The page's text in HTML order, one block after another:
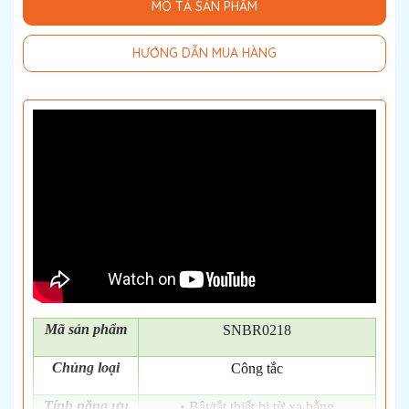
MÔ TẢ SẢN PHẨM
HƯỚNG DẪN MUA HÀNG
Mã sản phẩm SNBR0218
Chủng loại Công tắc
Tính năng ưu